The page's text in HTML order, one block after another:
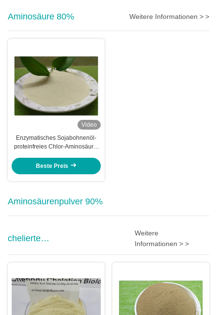
Aminosäure 80%
Weitere Informationen > >
Video
Enzymatisches Sojabohnenöl-
proteinfreies Chlor-Aminosäure-
Beste Preis
Aminosäurenpulver 90%
chelierte
Mikronährstoffdüngemittel
Weitere
Informationen > >